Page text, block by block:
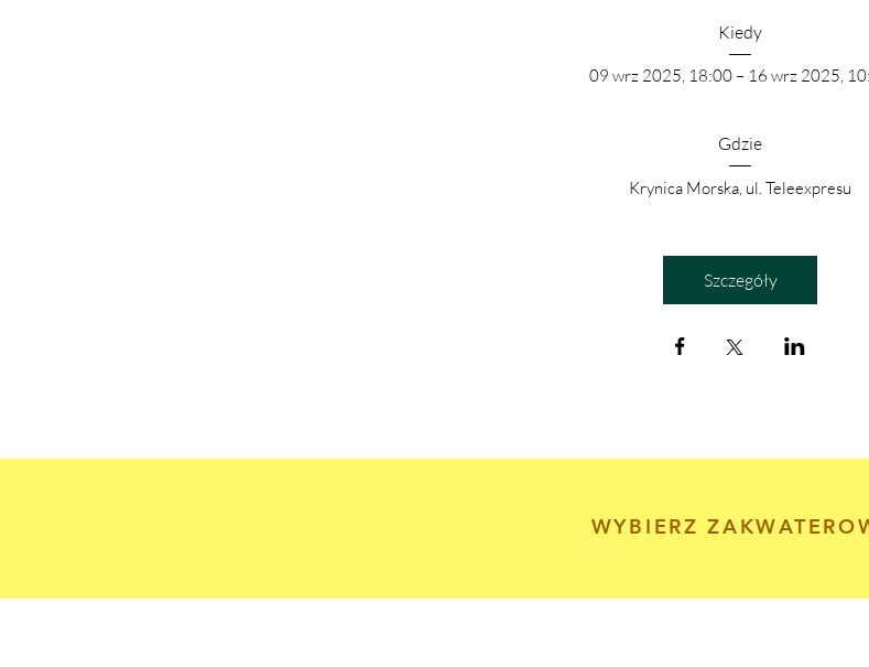
Kiedy
09 wrz 2025, 18:00 – 16 wrz 2025,
Gdzie
Krynica Morska ul. Teleexpresu
Szczegóły
WYBIERZ